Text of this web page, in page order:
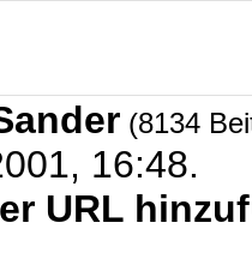
(8134
16:48.
URL